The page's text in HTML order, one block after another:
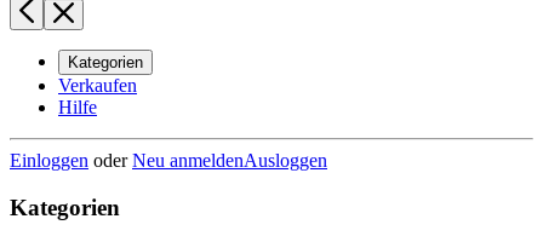
Kategorien
Verkaufen
Hilfe
Einloggen oderNeu anmeldenAusloggen
Kategorien